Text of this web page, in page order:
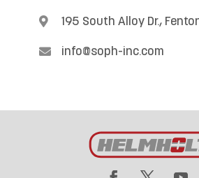
 195 South Alloy Dr.,
 info@soph-inc.com